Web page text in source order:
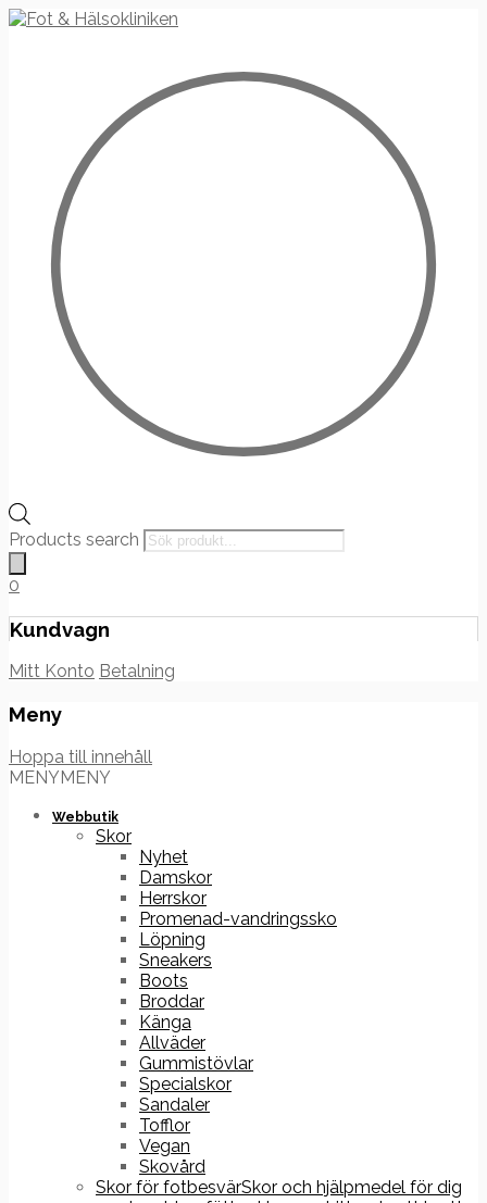
Products search
0
Kundvagn
Mitt Konto Betalning
Meny
Hoppa till innehåll
MENYMENY
Webbutik
Skor
Nyhet
Damskor
Herrskor
Promenad-vandringssko
Löpning
Sneakers
Boots
Broddar
Känga
Allväder
Gummistövlar
Specialskor
Sandaler
Tofflor
Vegan
Skovård
Skor för fotbesvärSkor och hjälpmedel för dig